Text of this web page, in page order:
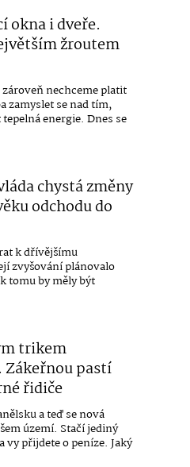
okna i dveře.
žroutem
nechceme platit
zamyslet se nad tím,
energie. Dnes se
chystá změny
odchodu do
k dřívějšímu
zvyšování plánovalo
tomu by měly být
trikem
Zákeřnou pastí
řidiče
a teď se nová
území. Stačí jediný
přijdete o peníze. Jaký